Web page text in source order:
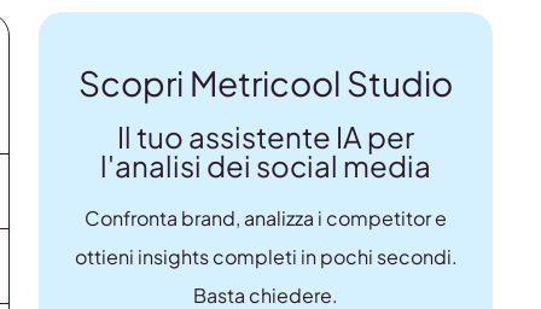
Scopri Metricool Studio
Il tuo assistente IA per
l'analisi dei social media
Confronta brand, analizza i competitor e
ottieni insights completi in pochi secondi.
Basta chiedere.